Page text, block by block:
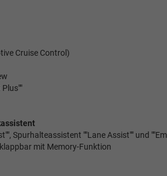
Cruise Control)
Spurhalteassistent ""Lane Assist"" und
mit Memory-Funktion